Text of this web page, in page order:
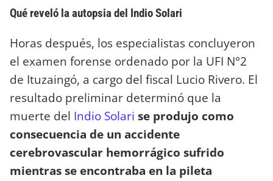
Qué reveló la autopsia del Indio Solari
Horas después, los especialistas concluyeron
el examen forense ordenado por la UFI N°2
de Ituzaingó, a cargo del fiscal Lucio Rivero. El
resultado preliminar determinó que la
muerte del Indio Solari se produjo como
consecuencia de un accidente
cerebrovascular hemorrágico sufrido
mientras se encontraba en la pileta